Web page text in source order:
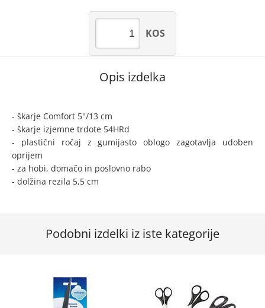
KOS
Opis izdelka
- škarje Comfort 5''/13 cm
- škarje izjemne trdote 54HRd
- plastični ročaj z gumijasto oblogo zagotavlja udoben
oprijem
- za hobi, domačo in poslovno rabo
- dolžina rezila 5,5 cm
Podobni izdelki iz iste kategorije